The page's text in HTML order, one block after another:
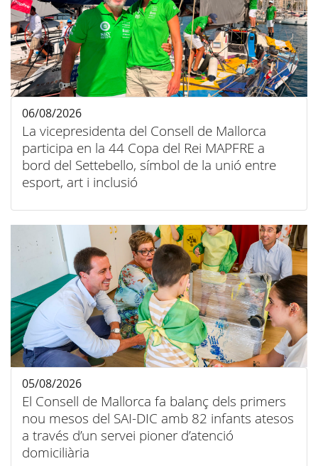
La vicepresidenta del Consell de Mallorca
participa en la 44 Copa del Rei MAPFRE a
bord del Settebello, símbol de la unió entre
esport, art i inclusió
06/08/2026
El Consell de Mallorca fa balanç dels primers
nou mesos del SAI-DIC amb 82 infants atesos
a través d’un servei pioner d’atenció
domiciliària
05/08/2026